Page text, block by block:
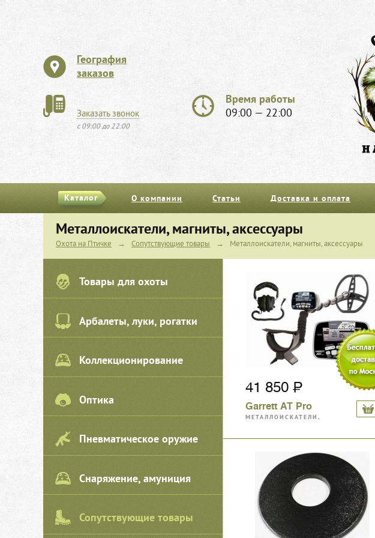
География
заказов
Заказать звонок
с 09:00 до 22:00
Время работы
09:00 — 22:00
Каталог О компании Статьи Доставка и оплата
Металлоискатели, магниты, аксессуары
Охота на Птичке → Сопутствующие товары → Металлоискатели, магниты, аксессуары
Товары для охоты
Арбалеты, луки, рогатки
Коллекционирование
Оптика
Пневматическое оружие
Снаряжение, амуниция
Сопутствующие товары
41 850
Garrett АТ Pro
МЕТАЛЛОИСКАТЕЛИ,